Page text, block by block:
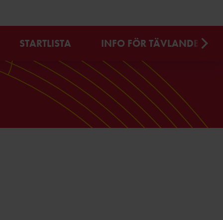
STARTLISTA INFO FÖR TÄVLANDE